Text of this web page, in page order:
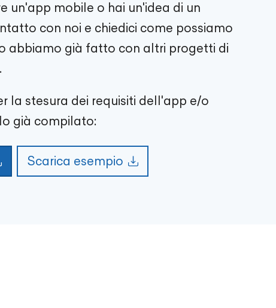
un'app mobile o hai un'idea di un
con noi e chiedici come possiamo
abbiamo già fatto con altri progetti di
la stesura dei requisiti dell'app e/o
già compilato:
Scarica esempio